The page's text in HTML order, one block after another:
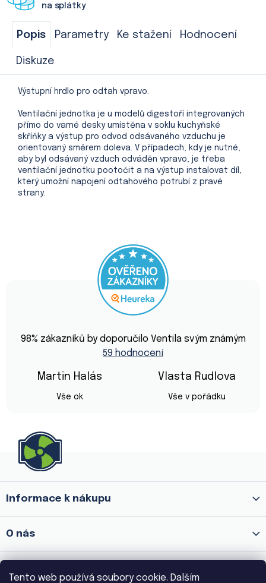
Tento web používá soubory cookie. Dalším
na splátky
Popis Parametry Ke stažení Hodnocení
Diskuze
Výstupní hrdlo pro odtah vpravo.
Ventilační jednotka je u modelů digestoří integrovaných
přímo do varné desky umístěna v soklu kuchyňské
skříňky a výstup pro odvod odsávaného vzduchu je
orientovaný směrem doleva. V případech, kdy je nutné,
aby byl odsávaný vzduch odváděn vpravo, je třeba
ventilační jednotku pootočit a na výstup instalovat díl,
který umožní napojení odtahového potrubí z pravé
strany.
hodnocení
obchodu
je
hvězdiček.
98% zákazníků by doporučilo Ventila svým známým
59 hodnocení
Martin Halás
Vše ok
Vlasta Rudlova
Vše v pořádku
p
aInformace k nákupu
O nás